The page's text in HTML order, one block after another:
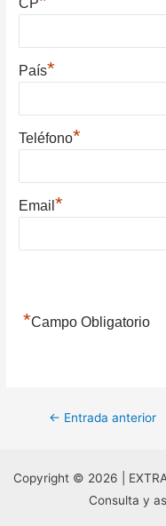
CP
País*
Teléfono*
Email*
*Campo Obligatorio
Navegación
entradas
← Entrada anterior
Copyright © 2026 |
Consulta y